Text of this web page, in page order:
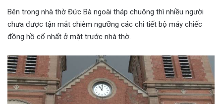
Bên trong nhà thờ Đức Bà ngoài tháp chuông thì nhiều người
chưa được tận mắt chiêm ngưỡng các chi tiết bộ máy chiếc
đồng hồ cổ nhất ở mặt trước nhà thờ.